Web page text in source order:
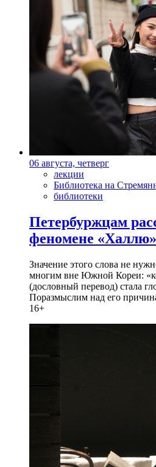
06 августа, четверг
лекции
Библиотека на
библиотеки
Петербуржцам
феномене «Халлю»
Значение этого слова не
многим вне Южной Кореи:
(дословный перевод) стала
Поразмыслим над его
16+